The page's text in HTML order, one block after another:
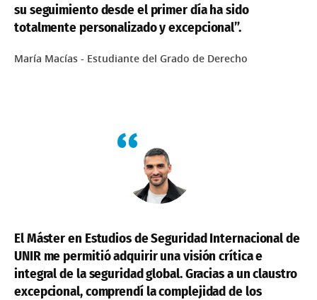
su seguimiento desde el primer día ha sido
totalmente personalizado y excepcional”.
María Macías - Estudiante del Grado de Derecho
El Máster en Estudios de Seguridad Internacional de
UNIR me permitió adquirir una visión crítica e
integral de la seguridad global. Gracias a un claustro
excepcional, comprendí la complejidad de los